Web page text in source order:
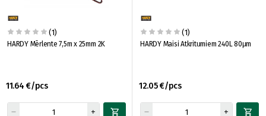
(1)
HARDY Mērlente 7,5m x 25mm 2K
11.64 €/pcs
(1)
HARDY Maisi Atkritumiem 240L 80μm
12.05 €/pcs